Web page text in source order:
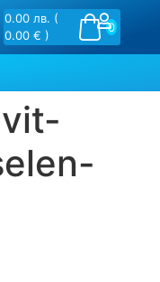
0
0.00 лв. (
0.00 € )